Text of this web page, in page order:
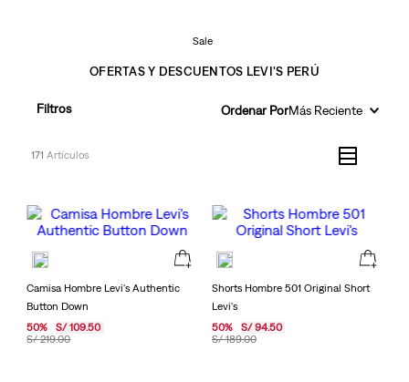
Sale
OFERTAS Y DESCUENTOS LEVI'S PERÚ
Filtros Ordenar PorMás Reciente
171
Camisa Hombre Levi's Authentic
Button Down
S/ 219.00
50% S/ 109.50
Shorts Hombre 501 Original Short
Levi's
S/ 189.00
50% S/ 94.50